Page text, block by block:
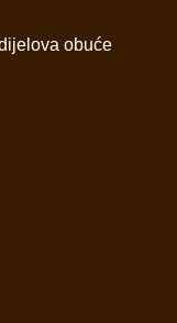
obuće